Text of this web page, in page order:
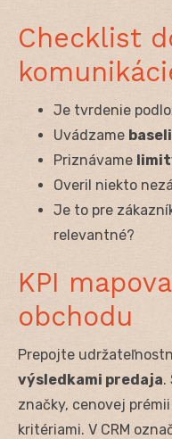
Checklist
Je tvrdenie
Uvádzame
Priznávame
Overil niekto
Je to pre
relevantné?
KPI
obchodu
Prepojte
výsledkami predaja.
značky, cenovej prémii
kritériami. V CRM